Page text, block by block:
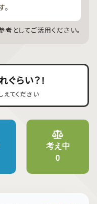
としてご活用ください。
らい？！
えてください
考え中
0